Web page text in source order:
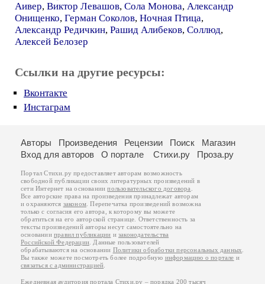
Аивер, Виктор Левашов, Сола Монова, Александр
Онищенко, Герман Соколов, Ночная Птица,
Александр Редичкин, Рашид Алибеков, Соллюд,
Алексей Белозер
Ссылки на другие ресурсы:
Вконтакте
Инстаграм
Авторы Произведения Рецензии Поиск
Магазин
Вход для авторов
О портале Стихи.ру Проза.ру
Портал Стихи.ру предоставляет авторам возможность
свободной публикации своих литературных произведений в
сети Интернет на основаниипользовательского договора
Все авторские права на произведения принадлежат авторам
и охраняются законом . Перепечатка произведений возможна
только с согласия его автора, к которому вы можете
обратиться на его авторской странице. Ответственность за
тексты произведений авторы несут самостоятельно на
основанииправил публикации изаконодательства
Российской Федерации . Данные пользователей
обрабатываются на основании Политики обработки персональных данных
Вы также можете посмотреть более подробную информацию о портале и
связаться с администрацией
Ежедневная аудитория портала Стихи.ру – порядка 200 тысяч